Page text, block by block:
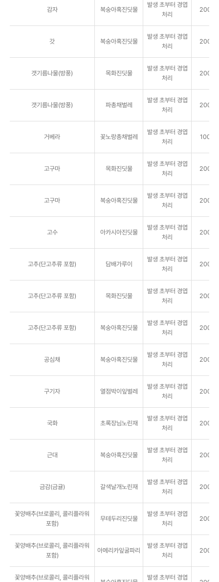
감자 복숭아혹진딧물
발생 초부터 경엽
처리
2000
갓 복숭아혹진딧물
발생 초부터 경엽
처리
2000
갯기름나물(방풍) 목화진딧물
발생 초부터 경엽
처리
2000
갯기름나물(방풍) 파총채벌레
발생 초부터 경엽
처리
2000
거베라 꽃노랑총채벌레
발생 초부터 경엽
처리
1000
고구마 목화진딧물
발생 초부터 경엽
처리
2000
고구마 복숭아혹진딧물
발생 초부터 경엽
처리
2000
고수 아카시아진딧물
발생 초부터 경엽
처리
2000
고추(단고추류 포함) 담배가루이
발생 초부터 경엽
처리
2000
고추(단고추류 포함) 목화진딧물
발생 초부터 경엽
처리
2000
고추(단고추류 포함) 복숭아혹진딧물
발생 초부터 경엽
처리
2000
공심채 복숭아혹진딧물
발생 초부터 경엽
처리
2000
구기자 열점박이잎벌레
발생 초부터 경엽
처리
2000
국화 초록장님노린재
발생 초부터 경엽
처리
2000
근대 복숭아혹진딧물
발생 초부터 경엽
처리
2000
금감(금귤) 갈색날개노린재
발생 초부터 경엽
처리
2000
꽃양배추(브로콜리, 콜리플라워
포함)
무테두리진딧물
발생 초부터 경엽
처리
2000
꽃양배추(브로콜리, 콜리플라워
포함)
아메리카잎굴파리
발생 초부터 경엽
처리
2000
꽃양배추(브로콜리, 콜리플라워 발생 초부터 경엽